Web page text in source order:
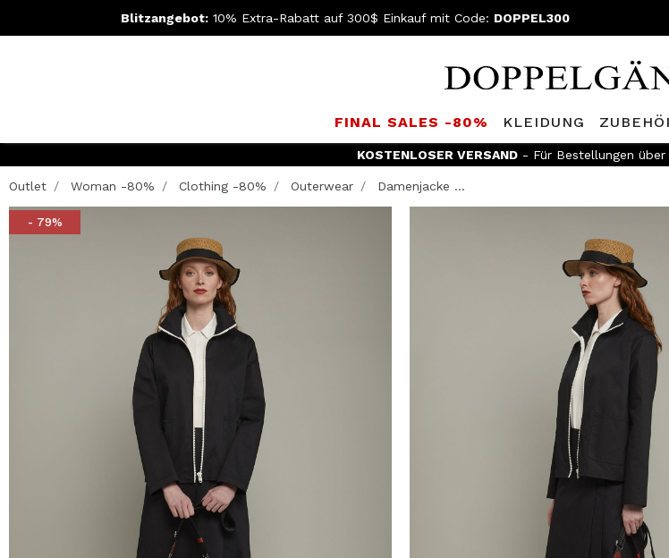
Blitzangebot:10% Extra-Rabatt auf 300$ Einkauf mit Code: DOPPEL300
FINAL SALES -80% KLEIDUNG
Werden Sie Mitglied im
Outlet Woman -80% Clothing -80% Outerwear Damenjacke ...
- 79%